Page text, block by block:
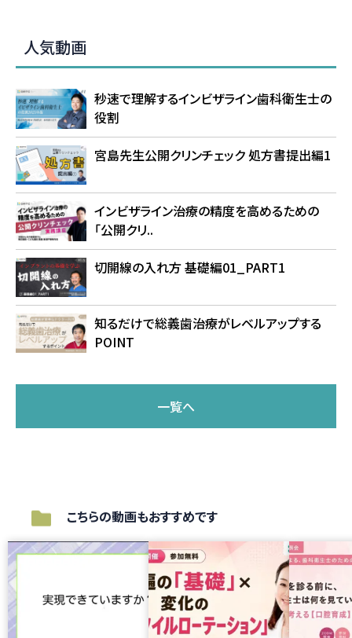
人気動画
秒速で理解するインビザライン歯科衛生士の
役割
宮島先生公開クリンチェック 処方書提出編1
インビザライン治療の精度を高めるための
「公開クリ..
切開線の入れ方 基礎編01_PART1
知るだけで総義歯治療がレベルアップする
POINT
一覧へ
こちらの動画もおすすめです